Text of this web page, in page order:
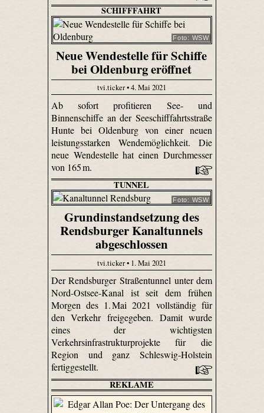
SCHIFFFAHRT
Foto: WSW
Neue Wendestelle für Schiffe
bei Oldenburg eröffnet
tvi.ticker • 4. Mai 2021
Ab sofort profitieren See- und
Binnenschiffe an der Seeschifffahrtsstraße
Hunte bei Oldenburg von einer neuen
leistungsstarken Wendemöglichkeit. Die
neue Wendestelle hat einen Durchmesser
von 165 m.
TUNNEL
Foto: WSW
Grundinstandsetzung des
Rendsburger Kanaltunnels
abgeschlossen
tvi.ticker • 1. Mai 2021
Der Rendsburger Straßentunnel unter dem
Nord-Ostsee-Kanal ist seit dem frühen
Morgen des 1. Mai 2021 vollständig für
den Verkehr freigegeben. Damit wurde
eines der wichtigsten
Verkehrsinfrastrukturprojekte für die
Region und ganz Schleswig-Holstein
fertiggestellt.
REKLAME